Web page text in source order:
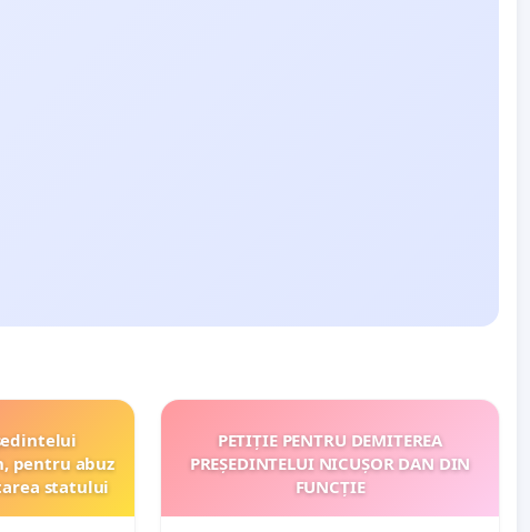
pentru abuz
statului
PETIȚIE PENTRU DEMITEREA
PREȘEDINTELUI NICUȘOR DAN DIN
FUNCȚIE